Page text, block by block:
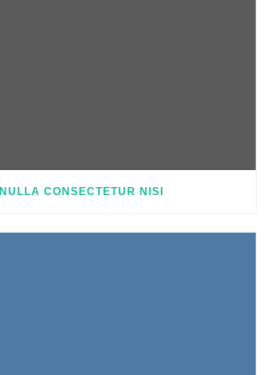
NULLA CONSECTETUR NISI